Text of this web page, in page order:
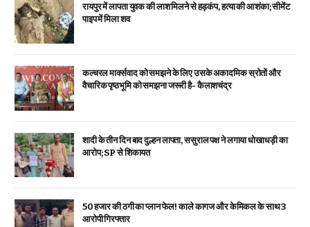
रायपुर में लापता युवक की लाश मिलने से हड़कंप, हत्या की आशंका; सीमेंट
पाइप में मिला शव
कल्चरल मार्क्सवाद को समझने के लिए उसके अकादमिक स्रोतों और
वैचारिक पृष्ठभूमि को समझना जरूरी है- कैलाशचंद्र
शादी के तीन दिन बाद दुल्हन लापता, ससुराल पक्ष ने लगाया धोखाधड़ी का
आरोप; SP से शिकायत
₹50 हजार की ठगी का प्लान फेल! काले कागज और केमिकल के साथ 3
आरोपी गिरफ्तार